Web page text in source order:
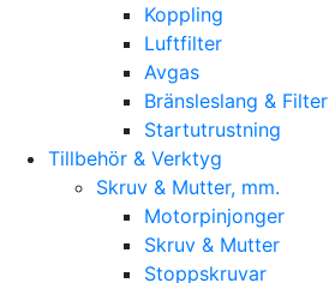
Koppling
Luftfilter
Avgas
Bränsleslang & Filter
Startutrustning
Tillbehör & Verktyg
Skruv & Mutter, mm.
Motorpinjonger
Skruv & Mutter
Stoppskruvar